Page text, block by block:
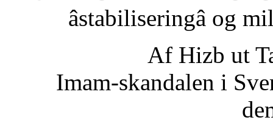
âstabiliseringâ
Af Hizb ut
Imam-skandalen i